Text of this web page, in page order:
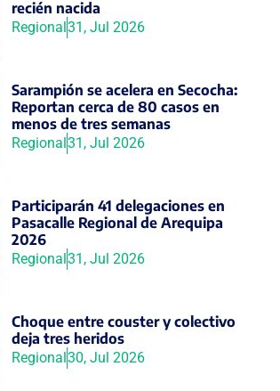
recién nacida
Regional31, Jul 2026
Sarampión se acelera en Secocha:
Reportan cerca de 80 casos en
menos de tres semanas
Regional31, Jul 2026
Participarán 41 delegaciones en
Pasacalle Regional de Arequipa
2026
Regional31, Jul 2026
Choque entre couster y colectivo
deja tres heridos
Regional30, Jul 2026